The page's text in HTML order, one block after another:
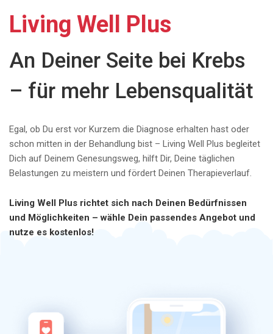
Living Well Plus
An Deiner Seite bei Krebs
– für mehr Lebensqualität
Egal, ob Du erst vor Kurzem die Diagnose erhalten hast oder
schon mitten in der Behandlung bist – Living Well Plus begleitet
Dich auf Deinem Genesungsweg, hilft Dir, Deine täglichen
Belastungen zu meistern und fördert Deinen Therapieverlauf.
Living Well Plus richtet sich nach Deinen Bedürfnissen
und Möglichkeiten – wähle Dein passendes Angebot und
nutze es kostenlos!